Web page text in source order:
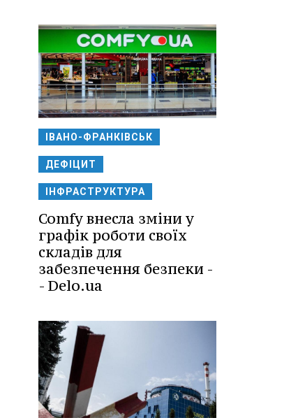
ІВАНО-ФРАНКІВСЬК
ДЕФІЦИТ
ІНФРАСТРУКТУРА
Comfy внесла зміни у
графік роботи своїх
складів для
забезпечення безпеки -
- Delo.ua